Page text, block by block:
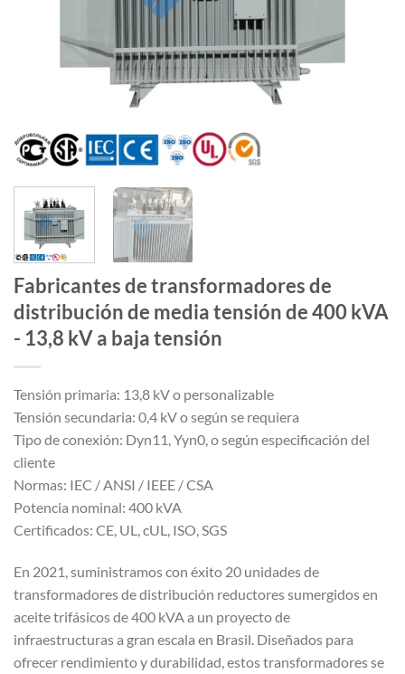
Fabricantes de transformadores de
distribución de media tensión de 400 kVA
- 13,8 kV a baja tensión
Tensión primaria: 13,8 kV o personalizable
Tensión secundaria: 0,4 kV o según se requiera
Tipo de conexión: Dyn11, Yyn0, o según especificación del
cliente
Normas: IEC / ANSI / IEEE / CSA
Potencia nominal: 400 kVA
Certificados: CE, UL, cUL, ISO, SGS
En 2021, suministramos con éxito 20 unidades de
transformadores de distribución reductores sumergidos en
aceite trifásicos de 400 kVA a un proyecto de
infraestructuras a gran escala en Brasil. Diseñados para
ofrecer rendimiento y durabilidad, estos transformadores se